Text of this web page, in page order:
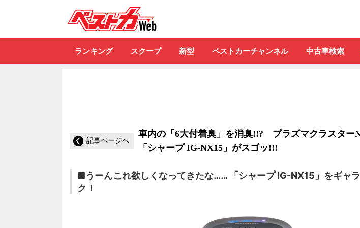
ランキング スクープ 新型 ベストカーチャンネル 中古車検索
記事ページへ
車内の「6大付着臭」を消臭!!? プラズマクラスター
「シャープ IG-NX15」がスゴッ!!!
■うーんこれ欲しくなってきたな…… 「シャープ IG-NX15」をギャ
ク！